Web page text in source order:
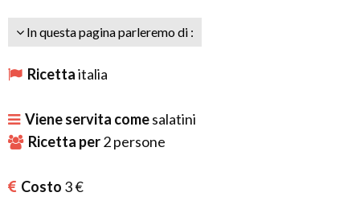
In questa pagina parleremo di :
Ricettaitalia
Viene servita comesalatini
Ricetta per2persone
Costo 3 €